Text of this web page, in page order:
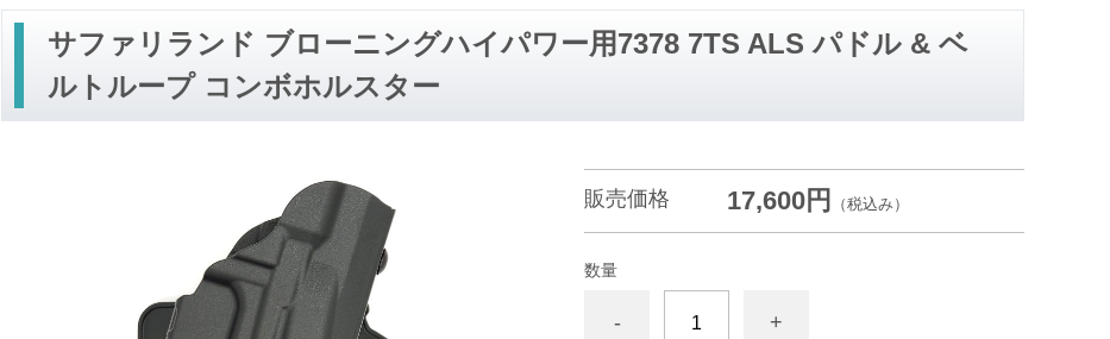
サファリランド ブローニングハイパワー用7378 7TS ALS パドル & ベ
ルトループ コンボホルスター
販売価格 17,600円 （税込み）
数量
- +